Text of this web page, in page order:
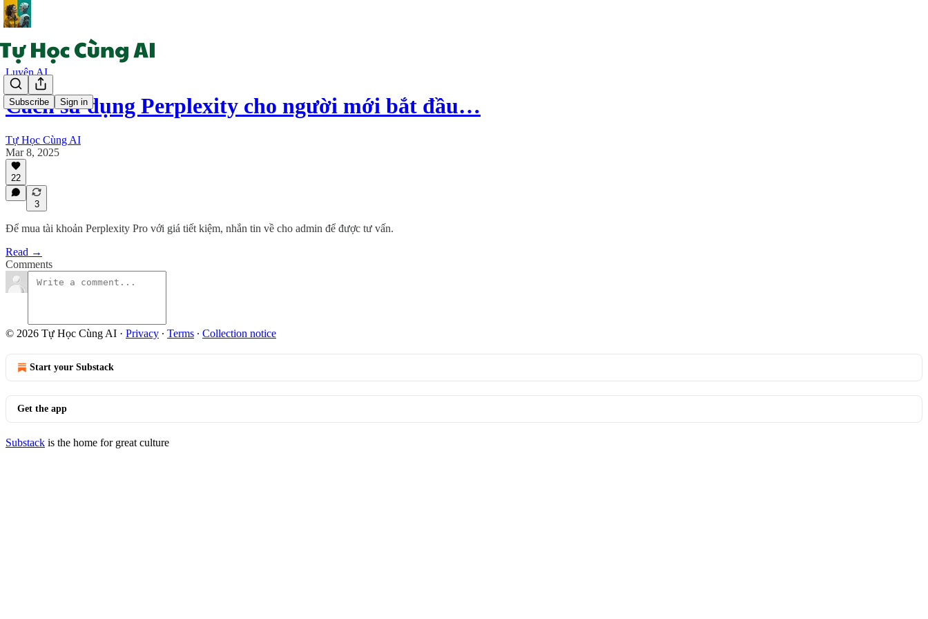
Subscribe Sign in
Luyện AI
Cách sử dụng Perplexity cho người mới bắt đầu…
Tự Học Cùng AI
Mar 8, 2025
22
3
Để mua tài khoản Perplexity Pro với giá tiết kiệm, nhắn tin về cho admin để được tư vấn.
Read →
Comments
© 2026 Tự Học Cùng AI · Privacy ∙ Terms ∙ Collection notice
Start your Substack
Get the app
Substack is the home for great culture